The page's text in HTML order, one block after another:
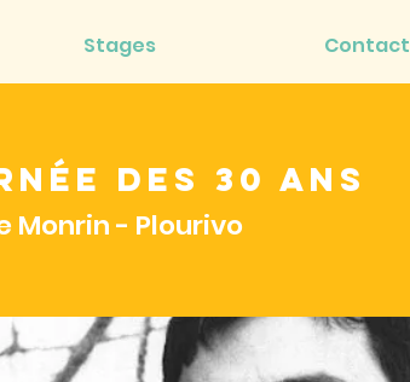
Stages Contact
des 30 ans
Monrin - Plourivo